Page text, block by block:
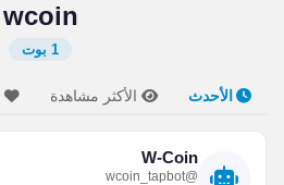
wcoin
1 بوت
الأحدث الأكثر مشاهدة
W-Coin
@wcoin_tapbot